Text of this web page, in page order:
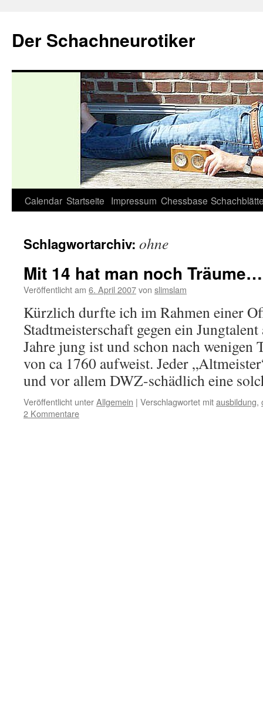
springen
Der Schachneurotiker
Calendar Startseite Impressum Chessbase
Schlagwortarchiv: ohne
Mit 14 hat man noch Träume…
Veröffentlicht am 6. April 2007von slimslam
Kürzlich durfte ich im Rahmen einer
Stadtmeisterschaft gegen ein
Jahre jung ist und schon nach wenigen
von ca 1760 aufweist. Jeder
und vor allem DWZ-schädlich eine
Veröffentlicht unterAllgemein | Verschlagwortet mitausbildung,
2 Kommentare